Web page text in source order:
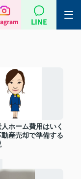
LINE
ホーム費用はいく
動産売却で準備する